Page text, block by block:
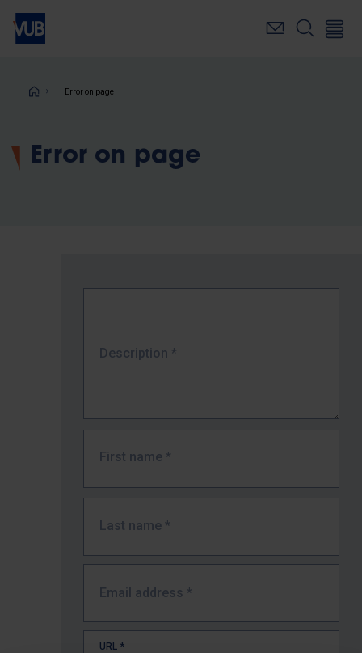
Skip
main
Breadcrumb
Error on page
Error on page
Description *
First name *
Last name *
Email address *
URL *